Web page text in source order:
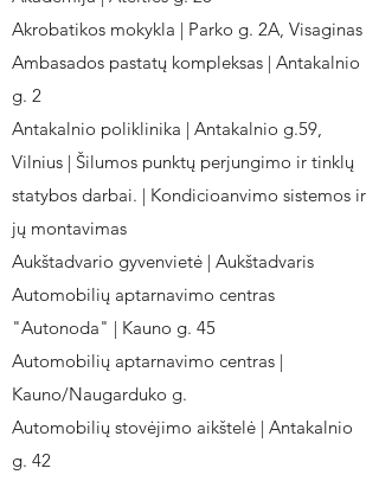
Akrobatikos mokykla | Parko g. 2A, Visaginas
Ambasados pastatų kompleksas | Antakalnio
g. 2
Antakalnio poliklinika | Antakalnio g.59,
Vilnius | Šilumos punktų perjungimo ir tinklų
statybos darbai. | Kondicioanvimo sistemos ir
jų montavimas
Aukštadvario gyvenvietė | Aukštadvaris
Automobilių aptarnavimo centras
"Autonoda" | Kauno g. 45
Automobilių aptarnavimo centras |
Kauno/Naugarduko g.
Automobilių stovėjimo aikštelė | Antakalnio
g. 42